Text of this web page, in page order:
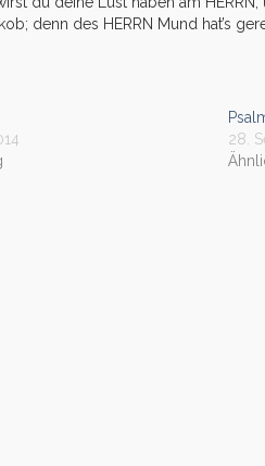
denn des HERRN Mund hat’s
28.